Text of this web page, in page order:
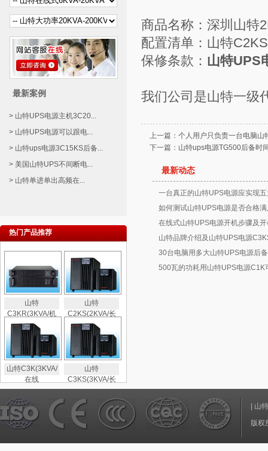
最新案例
> 山特UPS电源主机3C20...
> 山特UPS电源可以跟电...
> 山特ups电源3C15KS后备...
> 美国山特UPS不间断电...
> 山特单进单出高频在...
热门产品推荐
山特
C3KR(3KVA/机
山特
C2KS(2KVA/长
山特C3K(3KVA/
在线
山特
C3KS(3KVA/长
商品名称：深圳山特
配置清单： 山特C2KS
保修条款： 山特UPS
我们公司是山特一级
上一篇： 个人用户只负责一台电脑山
下一篇： 山特ups电源TG500后备时
最新动态
一台真正的山特UPS电源应实现
如何测试山特UPS电源是否合格
在线式山特UPS电源开机步骤及
山特品牌介绍及山特UPS电源
30台电脑用多大山特UPS电源后备
500瓦的功耗用山特UPS电源C1K
山
版权